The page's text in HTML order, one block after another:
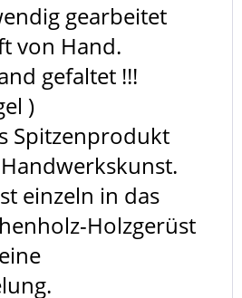
gearbeitet
von Hand.
gefaltet !!!
)
Spitzenprodukt
einzeln in das
Holzgerüst